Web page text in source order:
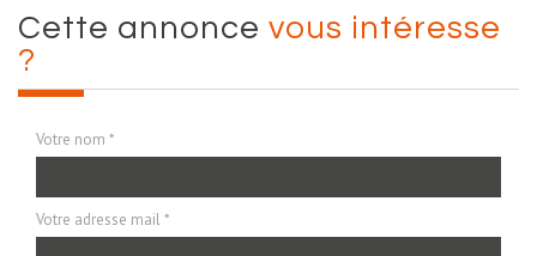
cette annonce vous intéresse
?
Votre nom *
Votre adresse mail *